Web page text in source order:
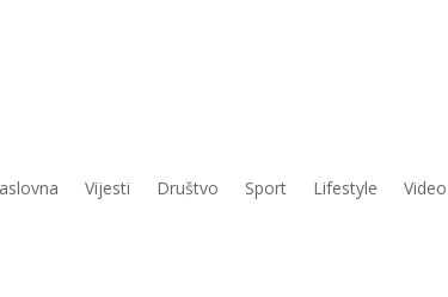
Vijesti Društvo Sport Lifestyle Video